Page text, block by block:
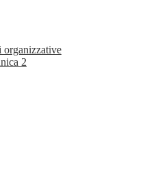
organizzative
2